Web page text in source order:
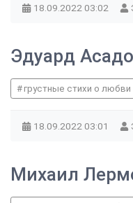
18.09.2022 03:02
Эдуард
грустные стихи о любви
18.09.2022 03:01
Михаил